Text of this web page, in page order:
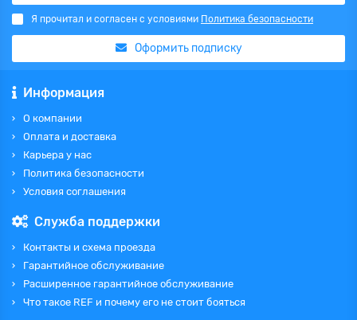
Я прочитал и согласен с условиями Политика безопасности
Оформить подписку
Информация
О компании
Оплата и доставка
Карьера у нас
Политика безопасности
Условия соглашения
Служба поддержки
Контакты и схема проезда
Гарантийное обслуживание
Расширенное гарантийное обслуживание
Что такое REF и почему его не стоит бояться